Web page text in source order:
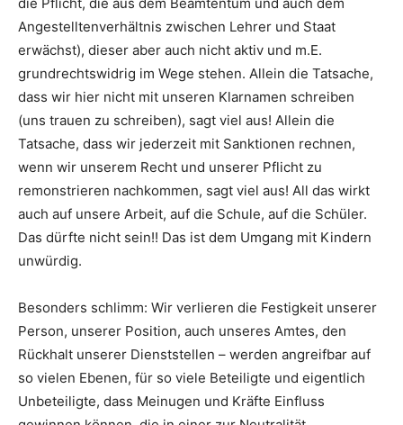
Angestelltenverhältnis zwischen Lehrer und Staat
erwächst), dieser aber auch nicht aktiv und m.E.
grundrechtswidrig im Wege stehen. Allein die Tatsache,
dass wir hier nicht mit unseren Klarnamen schreiben
(uns trauen zu schreiben), sagt viel aus! Allein die
Tatsache, dass wir jederzeit mit Sanktionen rechnen,
wenn wir unserem Recht und unserer Pflicht zu
remonstrieren nachkommen, sagt viel aus! All das wirkt
auch auf unsere Arbeit, auf die Schule, auf die Schüler.
Das dürfte nicht sein!! Das ist dem Umgang mit Kindern
unwürdig.
Besonders schlimm: Wir verlieren die Festigkeit unserer
Person, unserer Position, auch unseres Amtes, den
Rückhalt unserer Dienststellen – werden angreifbar auf
so vielen Ebenen, für so viele Beteiligte und eigentlich
Unbeteiligte, dass Meinugen und Kräfte Einfluss